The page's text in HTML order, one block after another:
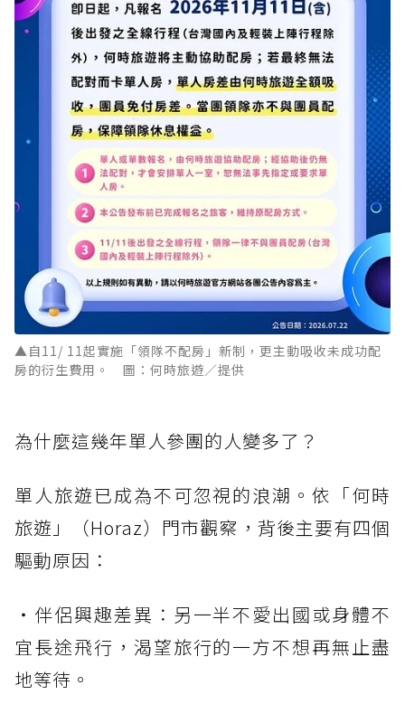
▲自11/ 11起實施「領隊不配房」新制，更主動吸收未成功配
房的衍生費用。 圖：何時旅遊／提供
為什麼這幾年單人參團的人變多了？
單人旅遊已成為不可忽視的浪潮。依「何時
旅遊」（Horaz）門市觀察，背後主要有四個
驅動原因：
・伴侶興趣差異：另一半不愛出國或身體不
宜長途飛行，渴望旅行的一方不想再無止盡
地等待。